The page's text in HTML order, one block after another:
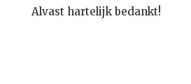
Alvast hartelijk bedankt!